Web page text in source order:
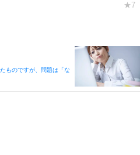
ものですが、問題は「な